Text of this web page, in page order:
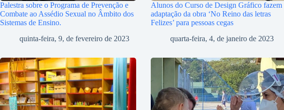
Palestra sobre o Programa de Prevenção e
Combate ao Assédio Sexual no Âmbito dos
Sistemas de Ensino.
quinta-feira, 9, de fevereiro de 2023
Alunos do Curso de Design Gráfico fazem
adaptação da obra ‘No Reino das letras
Felizes’ para pessoas cegas
quarta-feira, 4, de janeiro de 2023